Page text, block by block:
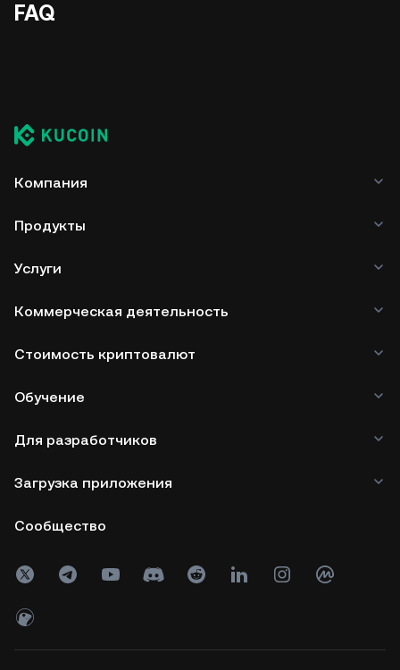
FAQ
Компания
Продукты
Услуги
Коммерческая деятельность
Стоимость криптовалют
Обучение
Для разработчиков
Загрузка приложения
Сообщество